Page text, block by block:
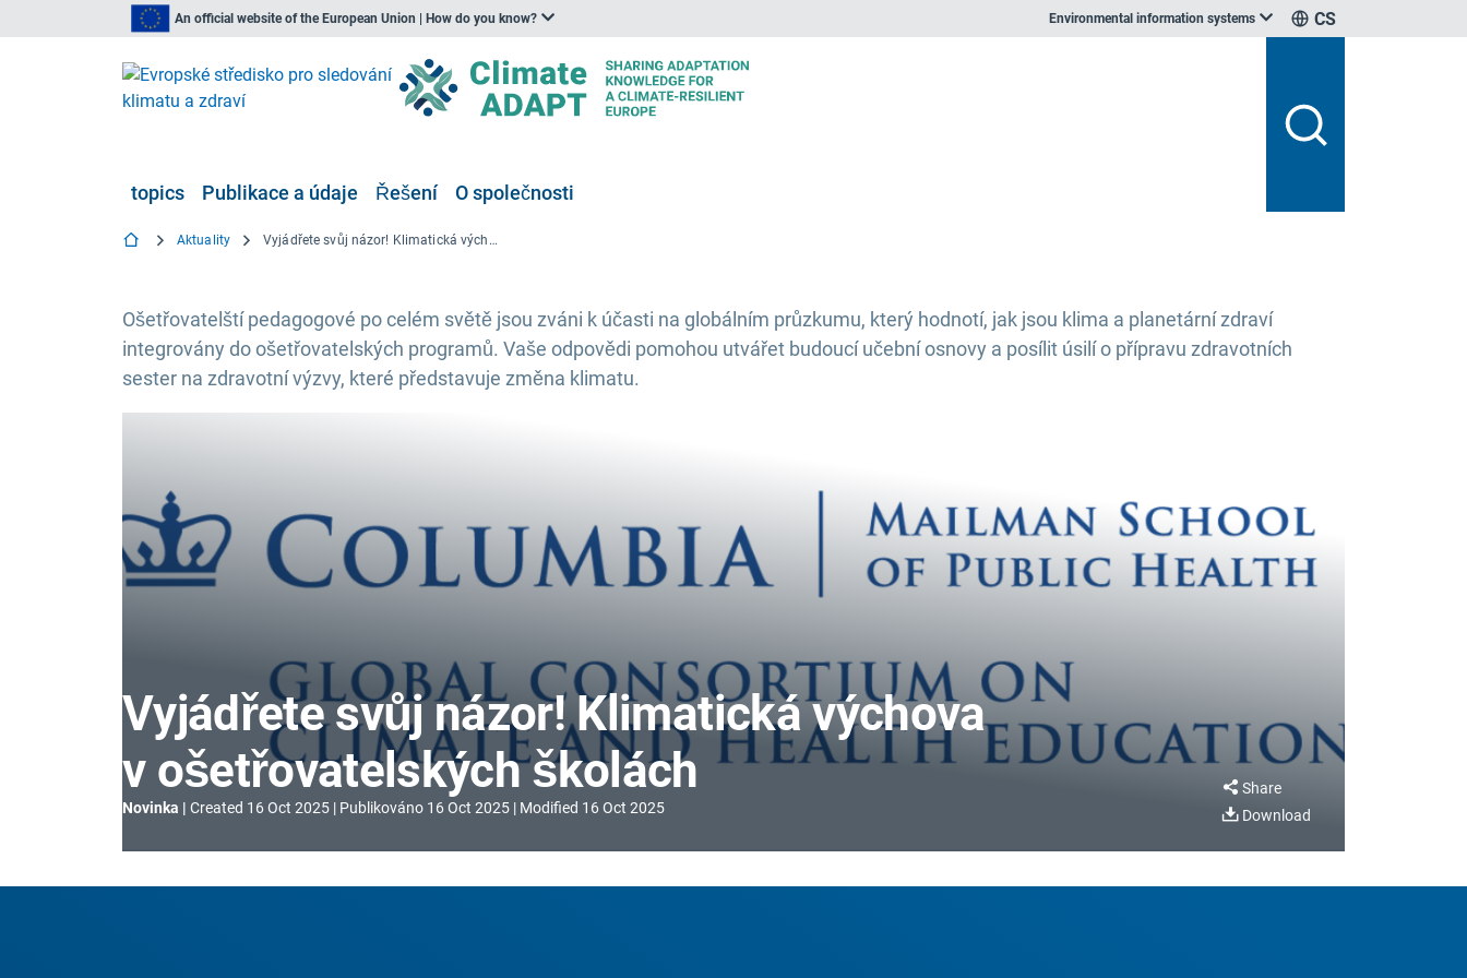
An official website of the European Union | How do you know? Environmental information systems CS
topics Publikace a údaje Řešení O společnosti
Aktuality Vyjádřete svůj názor! Klimatická výchova v ošetřovatelských školách
Ošetřovatelští pedagogové po celém světě jsou zváni k účasti na globálním průzkumu, který hodnotí, jak jsou klima a planetární zdraví
integrovány do ošetřovatelských programů. Vaše odpovědi pomohou utvářet budoucí učební osnovy a posílit úsilí o přípravu zdravotních
sester na zdravotní výzvy, které představuje změna klimatu.
Vyjádřete svůj názor! Klimatická výchova
v ošetřovatelských školách
Novinka Created 16 Oct 2025 Publikováno 16 Oct 2025 Modified 16 Oct 2025
Share
Download